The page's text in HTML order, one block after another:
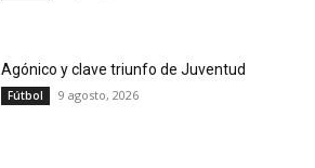
Agónico y clave triunfo de Juventud
Fútbol 9 agosto, 2026